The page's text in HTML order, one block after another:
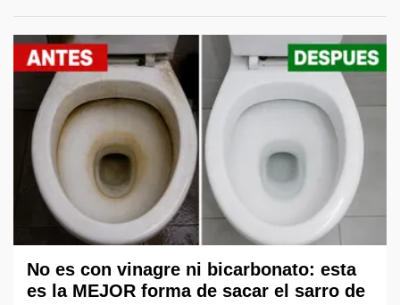
No es con vinagre ni bicarbonato: esta
es la MEJOR forma de sacar el sarro de